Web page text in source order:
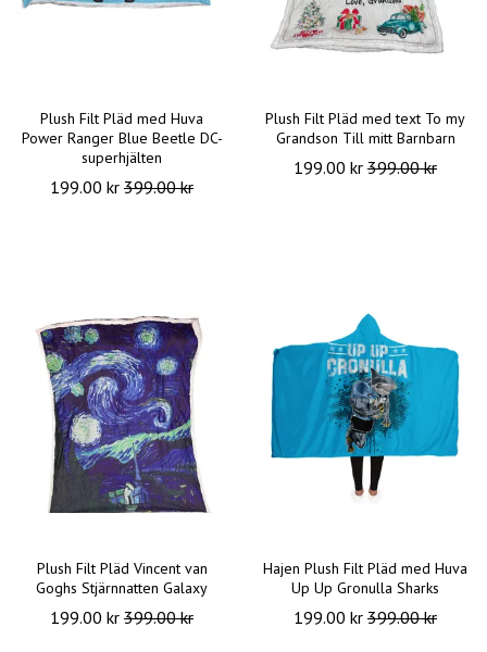
Plush Filt Pläd med Huva
Power Ranger Blue Beetle DC-
superhjälten
199.00 kr 399.00 kr
Plush Filt Pläd med text To my
Grandson Till mitt Barnbarn
199.00 kr 399.00 kr
Plush Filt Pläd Vincent van
Goghs Stjärnnatten Galaxy
199.00 kr 399.00 kr
Hajen Plush Filt Pläd med Huva
Up Up Gronulla Sharks
199.00 kr 399.00 kr